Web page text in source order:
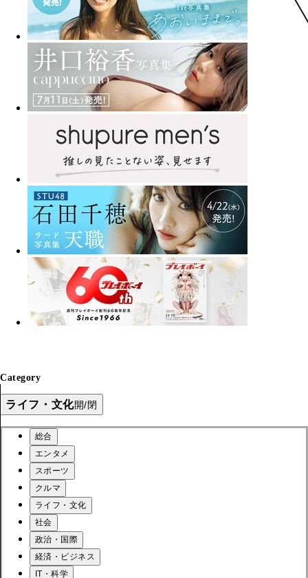
Category
ライフ・文化開/閉
総合
エンタメ
スポーツ
クルマ
ライフ・文化
社会
政治・国際
経済・ビジネス
IT・科学